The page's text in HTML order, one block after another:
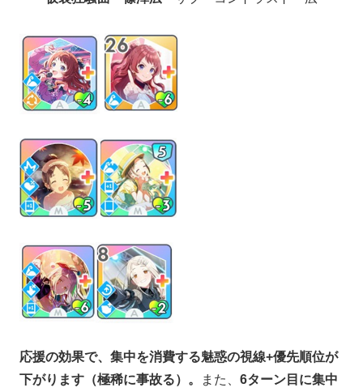
応援の効果で、集中を消費する魅惑の視線+優先順位が
下がります（極稀に事故る）。
また、 6ターン目に集中